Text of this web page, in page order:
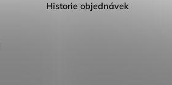
Historie objednávek